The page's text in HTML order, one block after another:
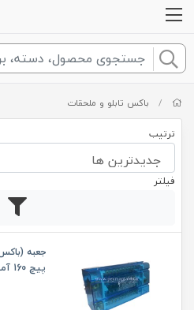
/ باکس تابلو و ملحقات
ترتیب
فیلتر
پیچ 160 آمپر BLOX(NSC)